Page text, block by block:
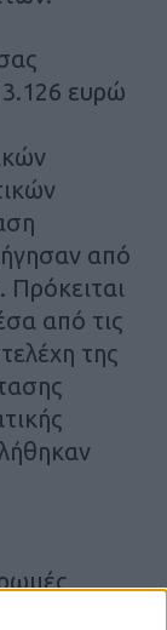
ευρώ
από
Πρόκειται
από τις
της